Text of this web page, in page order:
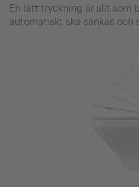
En lätt tryckning är allt som
automatiskt ska sänkas